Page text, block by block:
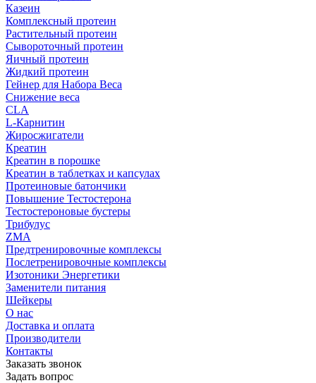
Казеин
Комплексный протеин
Растительный протеин
Сывороточный протеин
Яичный протеин
Жидкий протеин
Гейнер для Набора Веса
Снижение веса
CLA
L-Карнитин
Жиросжигатели
Креатин
Креатин в порошке
Креатин в таблетках и капсулах
Протеиновые батончики
Повышение Тестостерона
Тестостероновые бустеры
Трибулус
ZMA
Предтренировочные комплексы
Послетренировочные комплексы
Изотоники Энергетики
Заменители питания
Шейкеры
О нас
Доставка и оплата
Производители
Контакты
Заказать звонок
Задать вопрос